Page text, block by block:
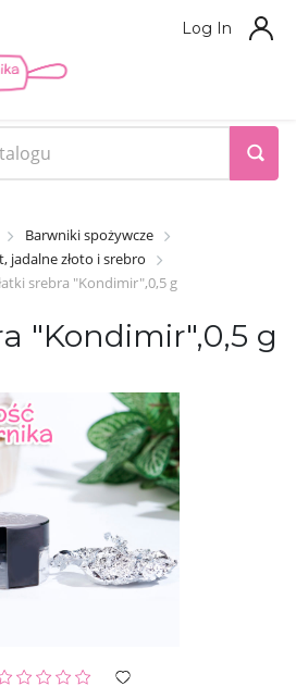
Log In
Barwniki spożywcze
jadalne złoto i srebro
srebra "Kondimir",0,5 g
"Kondimir",0,5 g